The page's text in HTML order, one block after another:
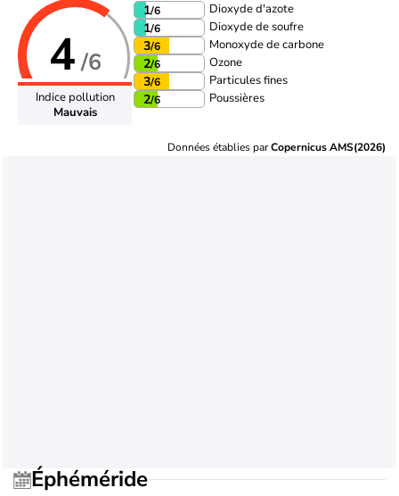
4/6
Indice pollution
Mauvais
1/6 Dioxyde d'azote
1/6 Dioxyde de soufre
3/6 Monoxyde de carbone
2/6 Ozone
3/6 Particules fines
2/6 Poussières
Données établies parCopernicus AMS(2026)
Éphéméride